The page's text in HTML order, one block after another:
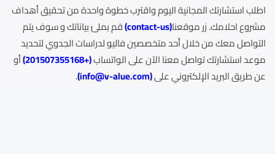
اطلب استشارتك المجانية اليوم واقترب خطوة واحدة من تحقيق أهداف
مشروع احلامك. زر موقعنا(
contact-us
)قم بملئ بياناتك و سوف يتم
التواصل معك من خلال أحد متخصصين فاليو لدراسات الجدوي لتحديد
موعد استشارتك تواصل معنا الآن على الواتساب(
+201507355168
)أو
عن طريق البريد الإلكتروني على(
info@v-alue.com
)
.